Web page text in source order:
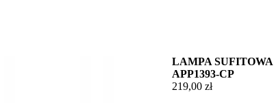
LAMPA
APP1393-CP
219,00 zł